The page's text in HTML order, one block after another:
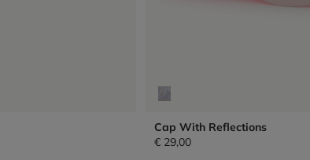
Cap With Reflections
€ 29,00